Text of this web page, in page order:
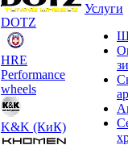
DOTZ
HRE
Performance
wheels
K&K (КиК)
Услуги